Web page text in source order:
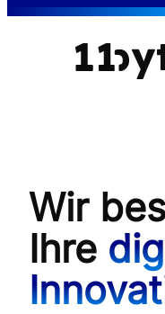
Zum
Wir
Ihre
Buchen